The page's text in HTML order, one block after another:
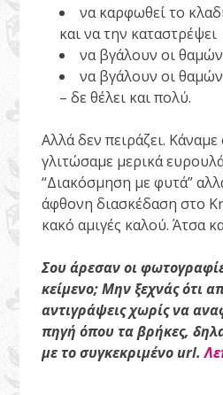
να καρφωθεί το
και να την καταστρέψει
να βγάλουν οι
να βγάλουν οι
– δε θέλει και πολύ.
Αλλά δεν πειράζει. Κάναμε
γλιτώσαμε μερικά
“Διακόσμηση με φυτά”
άφθονη διασκέδαση στο
κακό αμιγές καλού. Άτσα
Σου άρεσαν οι
κείμενο; Μην ξεχνάς ότι
αντιγράψεις χωρίς να
πηγή όπου τα βρήκες,
με το συγκεκριμένο url.